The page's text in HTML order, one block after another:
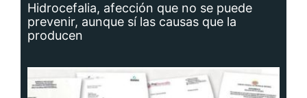
Hidrocefalia, afección que no se puede
prevenir, aunque sí las causas que la
producen